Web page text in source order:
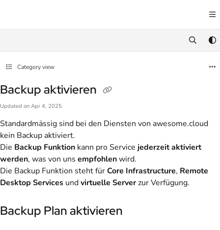
https://docs.awesome.cloud/llms.txt
Category view
Backup aktivieren
Updated on Apr 4, 2025
Standardmässig sind bei den Diensten von awesome.cloud
kein Backup aktiviert.
Die Backup Funktion kann pro Service jederzeitaktiviert
werden, was von uns empfohlenwird.
Die Backup Funktion steht fürCore Infrastructure, Remote
Desktop Services undvirtuelle Serverzur Verfügung.
Backup Plan aktivieren